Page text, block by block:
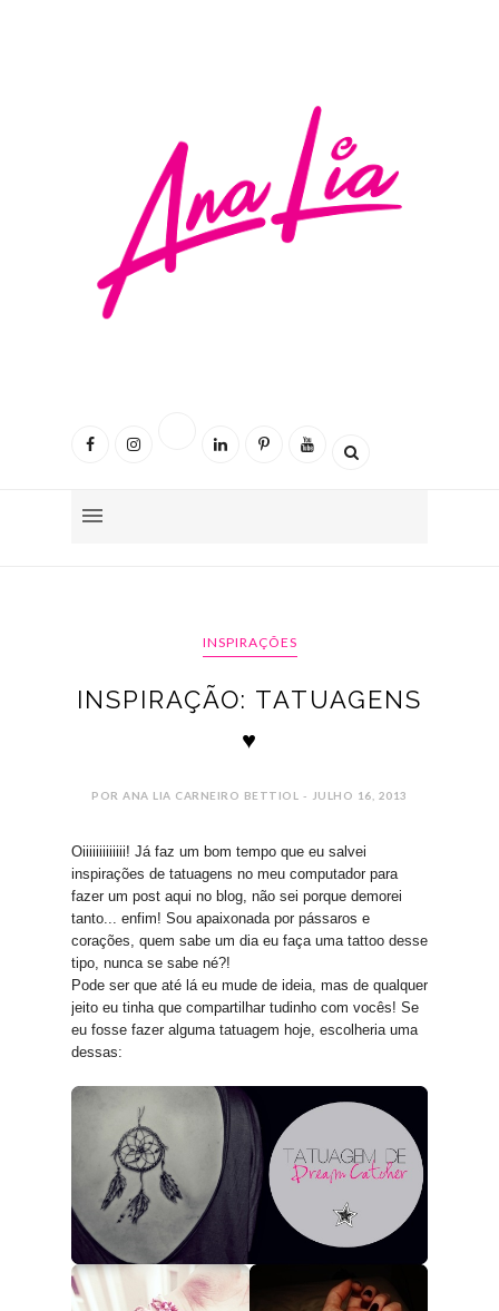
INSPIRAÇÕES
INSPIRAÇÃO: TATUAGENS
♥
POR ANA LIA CARNEIRO BETTIOL - JULHO 16, 2013
Oiiiiiiiiiiiii! Já faz um bom tempo que eu salvei
inspirações de tatuagens no meu computador para
fazer um post aqui no blog, não sei porque demorei
tanto... enfim! Sou apaixonada por pássaros e
corações, quem sabe um dia eu faça uma tattoo desse
tipo, nunca se sabe né?!
Pode ser que até lá eu mude de ideia, mas de qualquer
jeito eu tinha que compartilhar tudinho com vocês! Se
eu fosse fazer alguma tatuagem hoje, escolheria uma
dessas: